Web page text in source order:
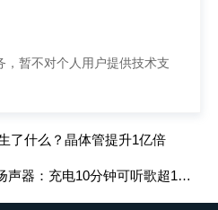
暂不对个人用户提供技术支
了什么？晶体管提升1亿倍
下一篇：索尼推出新款无线扬声器：充电10分钟可听歌超1小时